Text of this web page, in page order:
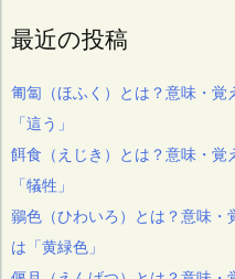
最近の投稿
匍匐（ほふく）とは？意味・覚
「這う」
餌食（えじき）とは？意味・覚
「犠牲」
鶸色（ひわいろ）とは？意味・
は「黄緑色」